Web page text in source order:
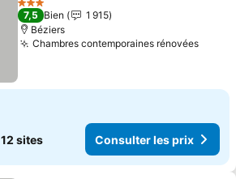
Consulter les prix
3 Étoiles
7,5 Bien
1 915
Béziers
Chambres contemporaines rénovées
12 sites Consulter les prix